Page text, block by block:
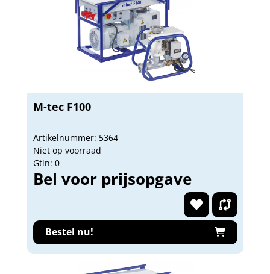
M-tec F100
Artikelnummer: 5364
Niet op voorraad
Gtin: 0
Bel voor prijsopgave
Bestel nu!